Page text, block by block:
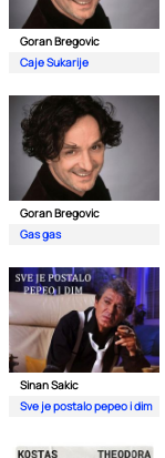
Goran Bregovic
Caje Sukarije
Goran Bregovic
Gas gas
Sinan Sakic
Sve je postalo pepeo i dim